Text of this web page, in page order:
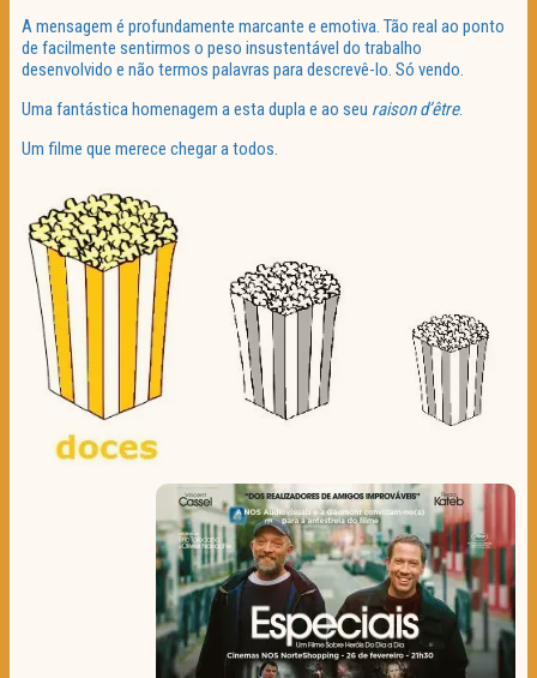
A mensagem é profundamente marcante e emotiva. Tão real ao ponto
de facilmente sentirmos o peso insustentável do trabalho
desenvolvido e não termos palavras para descrevê-lo. Só vendo.
Uma fantástica homenagem a esta dupla e ao seu raison d’être.
Um filme que merece chegar a todos.